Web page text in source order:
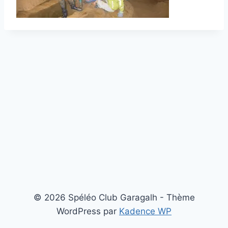
© 2026 Spéléo Club Garagalh - Thème
WordPress par Kadence WP